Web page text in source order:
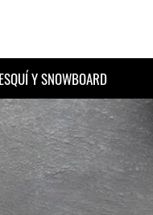
ESQUÍ Y SNOWBOARD